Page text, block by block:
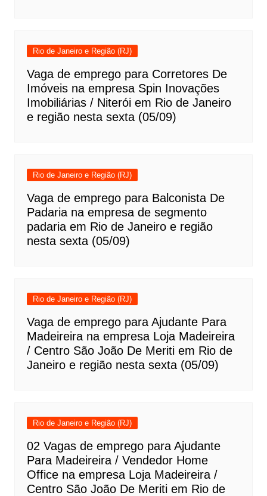
Rio de Janeiro e Região (RJ)
Vaga de emprego para Corretores De
Imóveis na empresa Spin Inovações
Imobiliárias / Niterói em Rio de Janeiro
e região nesta sexta (05/09)
Rio de Janeiro e Região (RJ)
Vaga de emprego para Balconista De
Padaria na empresa de segmento
padaria em Rio de Janeiro e região
nesta sexta (05/09)
Rio de Janeiro e Região (RJ)
Vaga de emprego para Ajudante Para
Madeireira na empresa Loja Madeireira
/ Centro São João De Meriti em Rio de
Janeiro e região nesta sexta (05/09)
Rio de Janeiro e Região (RJ)
02 Vagas de emprego para Ajudante
Para Madeireira / Vendedor Home
Office na empresa Loja Madeireira /
Centro São João De Meriti em Rio de